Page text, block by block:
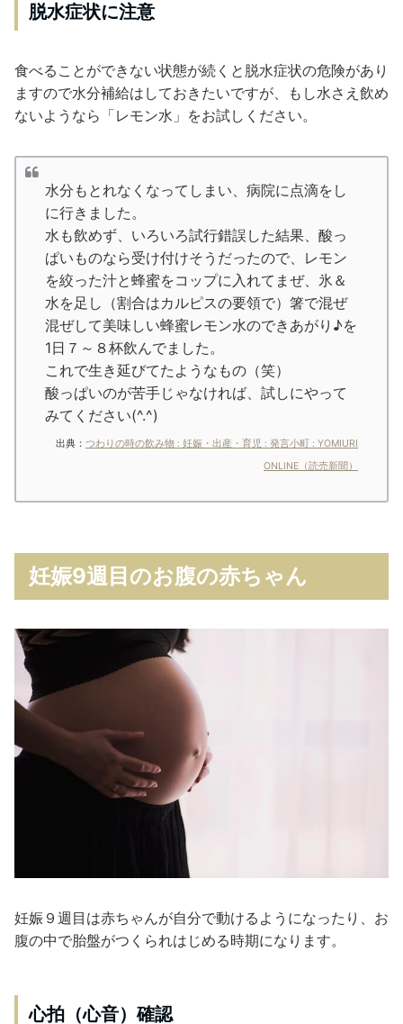
脱水症状に注意
食べることができない状態が続くと脱水症状の危険があり
ますので水分補給はしておきたいですが、もし水さえ飲め
ないようなら「レモン水」をお試しください。
水分もとれなくなってしまい、病院に点滴をし
に行きました。
水も飲めず、いろいろ試行錯誤した結果、酸っ
ぱいものなら受け付けそうだったので、レモン
を絞った汁と蜂蜜をコップに入れてまぜ、氷＆
水を足し（割合はカルピスの要領で）箸で混ぜ
混ぜして美味しい蜂蜜レモン水のできあがり♪を
1日７～８杯飲んでました。
これで生き延びてたようなもの（笑）
酸っぱいのが苦手じゃなければ、試しにやって
みてください(^.^)
出典： つわりの時の飲み物 : 妊娠・出産・育児 : 発言小町 : YOMIURI
ONLINE（読売新聞）
妊娠9週目のお腹の赤ちゃん
妊娠９週目は赤ちゃんが自分で動けるようになったり、お
腹の中で胎盤がつくられはじめる時期になります。
心拍（心音）確認